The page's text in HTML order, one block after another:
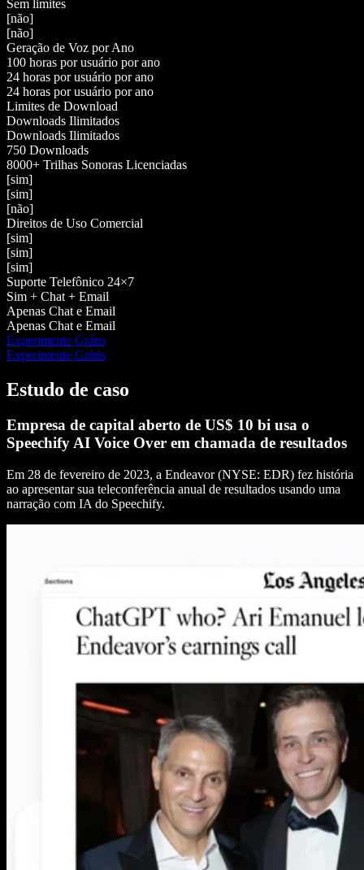
Sem limites
[não]
[não]
Geração de Voz por Ano
100 horas por usuário por ano
24 horas por usuário por ano
24 horas por usuário por ano
Limites de Download
Downloads Ilimitados
Downloads Ilimitados
750 Downloads
8000+ Trilhas Sonoras Licenciadas
[sim]
[sim]
[não]
Direitos de Uso Comercial
[sim]
[sim]
[sim]
Suporte Telefônico 24×7
Sim + Chat + Email
Apenas Chat e Email
Apenas Chat e Email
Experimente Grátis
Experimente Grátis
Estudo de caso
Empresa de capital aberto de US$ 10 bi usa o
Speechify AI Voice Over em chamada de resultados
Em 28 de fevereiro de 2023, a Endeavor (NYSE: EDR) fez história
ao apresentar sua teleconferência anual de resultados usando uma
narração com IA do Speechify.